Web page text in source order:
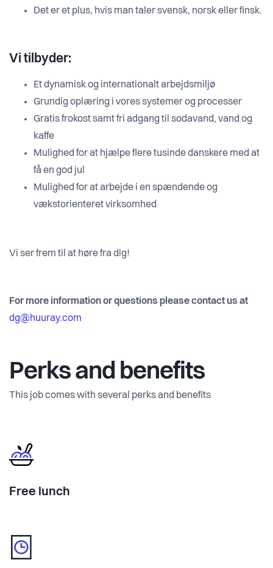
Det er et plus, hvis man taler svensk, norsk eller finsk.
Vi tilbyder:
Et dynamisk og internationalt arbejdsmiljø
Grundig oplæring i vores systemer og processer
Gratis frokost samt fri adgang til sodavand, vand og
kaffe
Mulighed for at hjælpe flere tusinde danskere med at
få en god jul
Mulighed for at arbejde i en spændende og
vækstorienteret virksomhed
Vi ser frem til at høre fra dig!
For more information or questions please contact us at
dg@huuray.com
Perks and benefits
This job comes with several perks and benefits
Free lunch